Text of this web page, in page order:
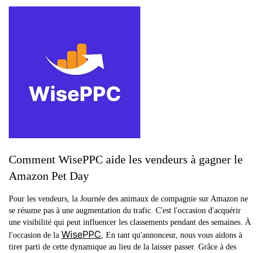
Comment WisePPC aide les vendeurs à gagner le
Amazon Pet Day
Pour les vendeurs, la Journée des animaux de compagnie sur Amazon ne
se résume pas à une augmentation du trafic. C'est l'occasion d'acquérir
une visibilité qui peut influencer les classements pendant des semaines. À
l'occasion de la WisePPC , En tant qu'annonceur, nous vous aidons à
tirer parti de cette dynamique au lieu de la laisser passer. Grâce à des